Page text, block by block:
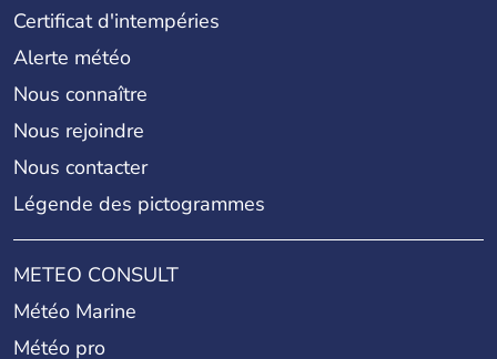
Certificat d'intempéries
Alerte météo
Nous connaître
Nous rejoindre
Nous contacter
Légende des pictogrammes
METEO CONSULT
Météo Marine
Météo pro